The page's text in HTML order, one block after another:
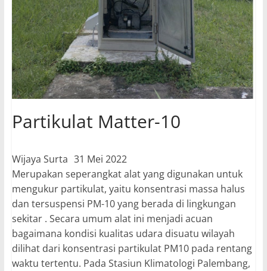
Partikulat Matter-10
Wijaya Surta 31 Mei 2022
Merupakan seperangkat alat yang digunakan untuk
mengukur partikulat, yaitu konsentrasi massa halus
dan tersuspensi PM-10 yang berada di lingkungan
sekitar . Secara umum alat ini menjadi acuan
bagaimana kondisi kualitas udara disuatu wilayah
dilihat dari konsentrasi partikulat PM10 pada rentang
waktu tertentu. Pada Stasiun Klimatologi Palembang,